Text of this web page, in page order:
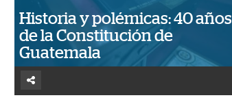
Historia y polémicas: 40 años
de la Constitución de
Guatemala